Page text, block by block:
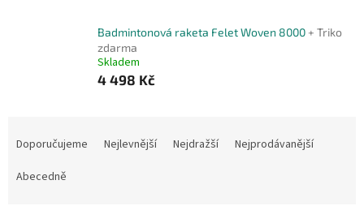
Badmintonová raketa Felet Woven 8000 + Triko
zdarma
Skladem
4 498 Kč
Doporučujeme Nejlevnější Nejdražší
Nejprodávanější
Abecedně